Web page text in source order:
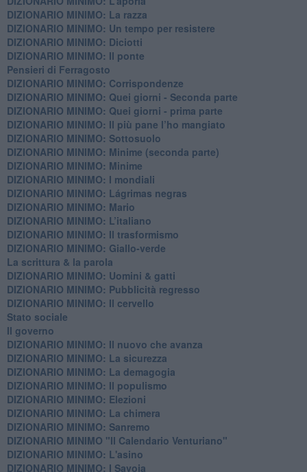
DIZIONARIO MINIMO: La razza
DIZIONARIO MINIMO: Un tempo per resistere
DIZIONARIO MINIMO: Diciotti
DIZIONARIO MINIMO: Il ponte
Pensieri di Ferragosto
DIZIONARIO MINIMO: Corrispondenze
DIZIONARIO MINIMO: Quei giorni - Seconda parte
DIZIONARIO MINIMO: Quei giorni - prima parte
DIZIONARIO MINIMO: Il più pane l’ho mangiato
DIZIONARIO MINIMO: Sottosuolo
DIZIONARIO MINIMO: Minime (seconda parte)
DIZIONARIO MINIMO: Minime
DIZIONARIO MINIMO: ​I mondiali
DIZIONARIO MINIMO: ​Lágrimas negras
DIZIONARIO MINIMO: Mario
DIZIONARIO MINIMO: L’italiano
DIZIONARIO MINIMO: Il trasformismo
DIZIONARIO MINIMO: Giallo-verde
La scrittura & la parola
​DIZIONARIO MINIMO: Uomini & gatti
DIZIONARIO MINIMO: ​Pubblicità regresso
DIZIONARIO MINIMO: Il cervello
Stato sociale
Il governo
DIZIONARIO MINIMO: Il nuovo che avanza
DIZIONARIO MINIMO: La sicurezza
DIZIONARIO MINIMO: La demagogia
DIZIONARIO MINIMO: Il populismo
DIZIONARIO MINIMO: Elezioni
DIZIONARIO MINIMO: La chimera
DIZIONARIO MINIMO: Sanremo
DIZIONARIO MINIMO "Il Calendario Venturiano"
DIZIONARIO MINIMO: L'asino
DIZIONARIO MINIMO: I Savoia